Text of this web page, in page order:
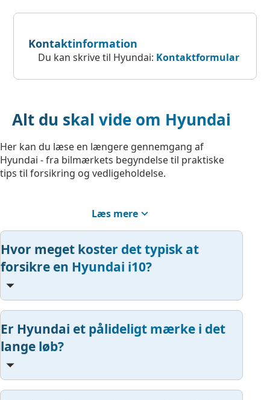
Kontaktinformation
Du kan skrive til Hyundai: Kontaktformular
Alt du skal vide om Hyundai
Her kan du læse en længere gennemgang af
Hyundai - fra bilmærkets begyndelse til praktiske
tips til forsikring og vedligeholdelse.
Historisk baggrund og mærkets
udvikling
Hyundai er en sydkoreansk bilproducent grundlagt i
1967, og mærket er vokset til at blive en af verdens
største bilproducenter. Med fokus på innovation,
sikkerhed og effektivitet har Hyundai opnået et
solidt ry, både med konventionelle og elektriske
køretøjer. I Danmark er Hyundai særligt kendt for
sine familievenlige modeller og banebrydende elbiler.
Hvorfor overveje Hyundai?
Læs mere
Hvor meget koster det typisk at
forsikre en Hyundai i10?
Er Hyundai et pålideligt mærke i det
lange løb?